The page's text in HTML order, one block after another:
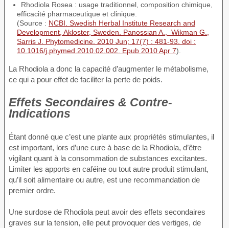
Rhodiola Rosea : usage traditionnel, composition chimique,
efficacité pharmaceutique et clinique.
(Source : NCBI. Swedish Herbal Institute Research and
Development, Akloster, Sweden. Panossian A., Wikman G.,
Sarris J. Phytomedicine. 2010 Jun; 17(7) : 481-93. doi :
10.1016/j.phymed.2010.02.002. Epub 2010 Apr 7).
La Rhodiola a donc la capacité d’augmenter le métabolisme,
ce qui a pour effet de faciliter la perte de poids.
Effets Secondaires & Contre-
Indications
Étant donné que c’est une plante aux propriétés stimulantes, il
est important, lors d’une cure à base de la Rhodiola, d’être
vigilant quant à la consommation de substances excitantes.
Limiter les apports en caféine ou tout autre produit stimulant,
qu’il soit alimentaire ou autre, est une recommandation de
premier ordre.
Une surdose de Rhodiola peut avoir des effets secondaires
graves sur la tension, elle peut provoquer des vertiges, de